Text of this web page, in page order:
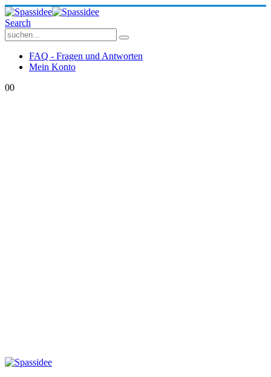
Search
FAQ - Fragen und Antworten
Mein Konto
00